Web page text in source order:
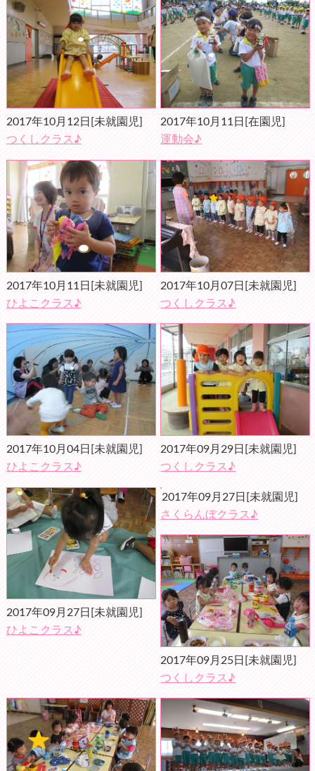
2017年10月12日 [未就園児]
つくしクラス♪
2017年10月11日 [在園児]
運動会♪
2017年10月11日 [未就園児]
ひよこクラス♪
2017年10月07日 [未就園児]
つくしクラス♪
2017年10月04日 [未就園児]
ひよこクラス♪
2017年09月29日 [未就園児]
つくしクラス♪
2017年09月27日 [未就園児]
ひよこクラス♪
2017年09月27日 [未就園児]
さくらんぼクラス♪
2017年09月25日 [未就園児]
つくしクラス♪